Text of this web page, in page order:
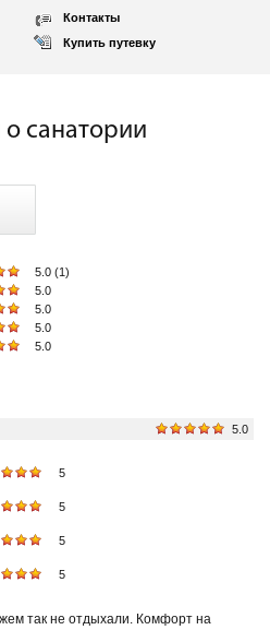
Контакты
Купить путевку
санатории
5.0 (1)
5.0
5.0
5.0
5.0
5.0
5
5
5
5
так не отдыхали. Комфорт на